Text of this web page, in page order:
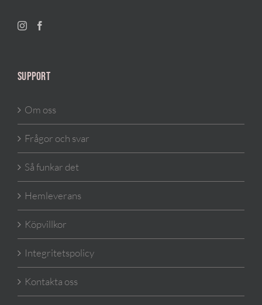
SUPPORT
Om oss
Frågor och svar
Så funkar det
Hemleverans
Köpvillkor
Integritetspolicy
Kontakta oss